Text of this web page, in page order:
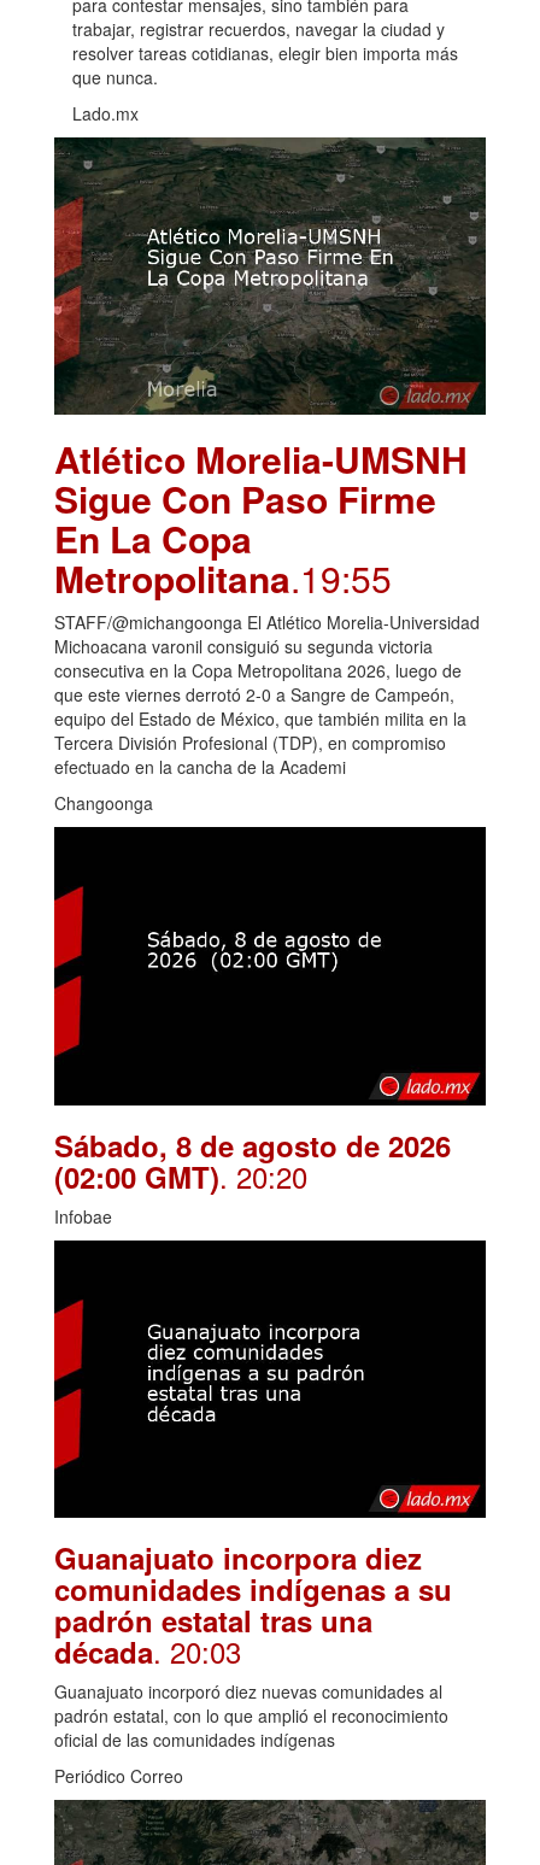
para contestar mensajes, sino también para
trabajar, registrar recuerdos, navegar la ciudad y
resolver tareas cotidianas, elegir bien importa más
que nunca.
Lado.mx
Atlético Morelia-UMSNH
Sigue Con Paso Firme
En La Copa
Metropolitana.19:55
STAFF/@michangoonga El Atlético Morelia-Universidad
Michoacana varonil consiguió su segunda victoria
consecutiva en la Copa Metropolitana 2026, luego de
que este viernes derrotó 2-0 a Sangre de Campeón,
equipo del Estado de México, que también milita en la
Tercera División Profesional (TDP), en compromiso
efectuado en la cancha de la Academi
Changoonga
Sábado, 8 de agosto de 2026
(02:00 GMT). 20:20
Infobae
Guanajuato incorpora diez
comunidades indígenas a su
padrón estatal tras una
década. 20:03
Guanajuato incorporó diez nuevas comunidades al
padrón estatal, con lo que amplió el reconocimiento
oficial de las comunidades indígenas
Periódico Correo